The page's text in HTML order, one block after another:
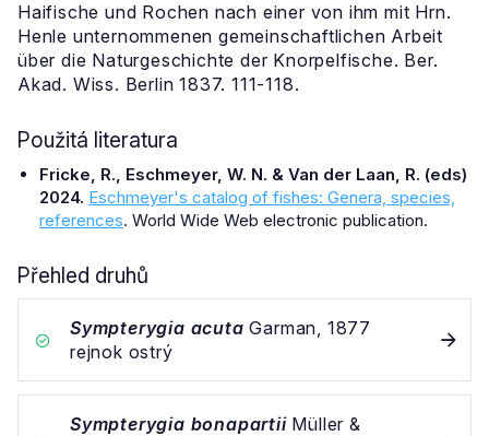
Haifische und Rochen nach einer von ihm mit Hrn.
Henle unternommenen gemeinschaftlichen Arbeit
über die Naturgeschichte der Knorpelfische. Ber.
Akad. Wiss. Berlin 1837. 111-118.
Použitá literatura
Fricke, R., Eschmeyer, W. N. & Van der Laan, R. (eds)
2024. Eschmeyer's catalog of fishes: Genera, species,
references. World Wide Web electronic publication.
Přehled druhů
Sympterygia acuta Garman, 1877
rejnok ostrý
Sympterygia bonapartiiMüller &